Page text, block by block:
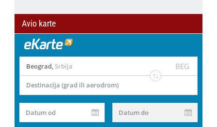
Avio karte
Beograd, Srbija BEG
Destinacija (grad ili aerodrom)
Datum od Datum do